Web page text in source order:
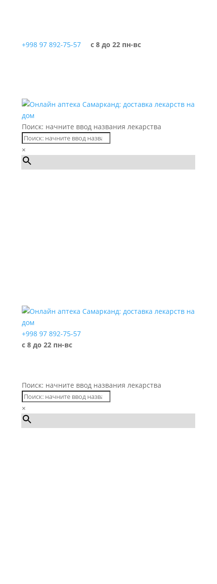
+998 97 892-75-57 с 8 до 22 пн-вс
Поиск: начните ввод названия лекарства
×
+998 97 892-75-57
с 8 до 22 пн-вс
Поиск: начните ввод названия лекарства
×